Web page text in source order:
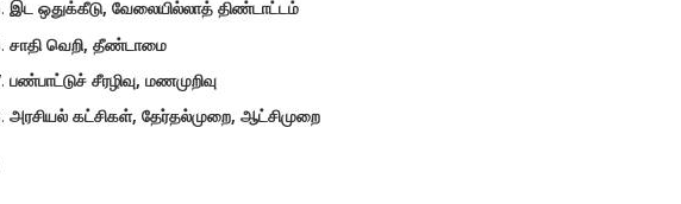
இட ஒதுக்கீடு, வேலையில்லாத் திண்டாட்டம்
சாதி வெறி, தீண்டாமை
பண்பாட்டுச் சீரழிவு, மணமுறிவு
அரசியல் கட்சிகள், தேர்தல்முறை, ஆட்சிமுறை